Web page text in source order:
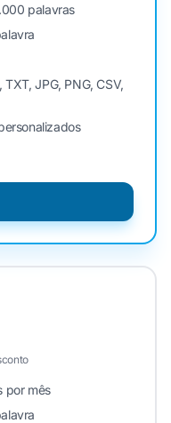
palavras
JPG, PNG, CSV,
por mês